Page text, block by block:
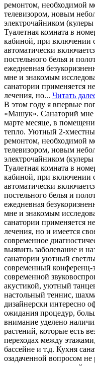
ремонтом, необходимой
телевизором, новым
электрочайником
Туалетная комната в
кабиной, при включении
автоматически
постельного белья и
ежедневная
мне и знакомым
санатории применяется
лечения, но... Читать
В этом году я впервые
«Машук». Санаторий мне
марте месяце, в
тепло. Уютный 2-
ремонтом, необходимой
телевизором, новым
электрочайником
Туалетная комната в
кабиной, при включении
автоматически
постельного белья и
ежедневная
мне и знакомым
санатории применяется
лечения, но и имеется
современное
выявить заболевание и
санатории уютный
современный конференц-
современной
акустикой, уютный
настольный теннис,
дизайнерски интересно
ожидания процедур,
внимание уделено
растений, которые есть
переходах между
бассейне и т.д. Кухня
озадаченной вопросом